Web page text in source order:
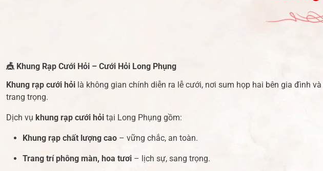
🎪 Khung Rạp Cưới Hỏi – Cưới Hỏi Long Phụng
Khung rạp cưới hỏi là không gian chính diễn ra lễ cưới, nơi sum họp hai bên gia đình
trang trọng.
Dịch vụ khung rạp cưới hỏi tại Long Phụng gồm:
Khung rạp chất lượng cao – vững chắc, an toàn.
Trang trí phông màn, hoa tươi – lịch sự, sang trọng.